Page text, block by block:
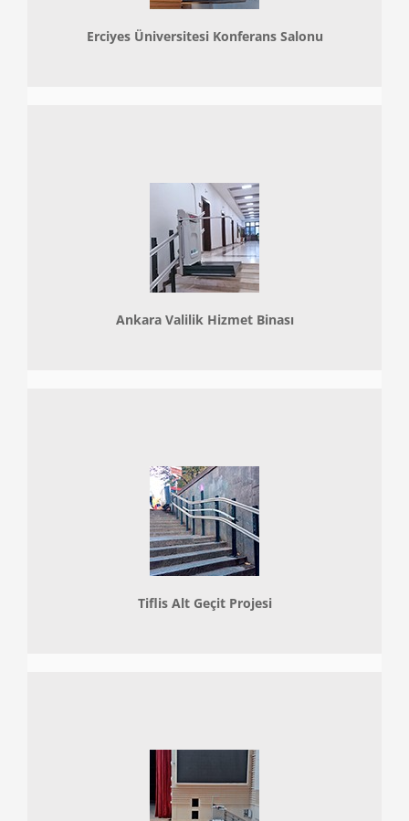
Erciyes Üniversitesi Konferans Salonu
Ankara Valilik Hizmet Binası
Tiflis Alt Geçit Projesi